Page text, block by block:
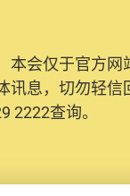
本会仅于官方
讯息，切勿轻
2222查询。
全，本会的投
料（包括姓名
便日后作出跟